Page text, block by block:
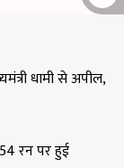
धामी से अपील,
रन पर हुई